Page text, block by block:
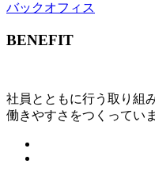
バックオフィス
BENEFIT
社員とともに行う取り組
働きやすさをつくっていま